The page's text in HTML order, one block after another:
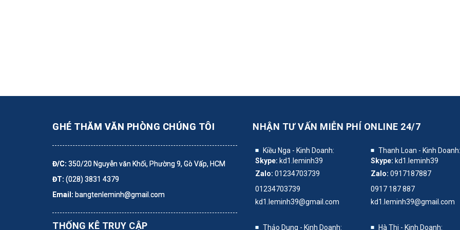
GHÉ THĂM VĂN PHÒNG CHÚNG TÔI
Đ/C: 350/20 Nguyễn văn Khối, Phường 9, Gò Vấp, HCM
ĐT: (028) 3831 4379
Email: bangtenleminh@gmail.com
THỐNG KÊ TRUY CẬP
NHẬN TƯ VẤN MIỄN PHÍ ONLINE 24/7
Kiều Nga - Kinh Doanh:
Skype: kd1.leminh39
Zalo: 01234703739
01234703739
kd1.leminh39@gmail.com
Thanh Loan - Kinh
Skype: kd1.leminh39
Zalo: 0917187887
0917 187 887
kd1.leminh39@gmail.com
Thảo Dung - Kinh Doanh: Hà Thi - Kinh Doanh: